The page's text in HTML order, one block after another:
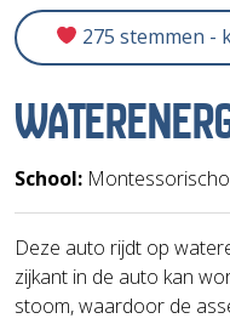
275 stemmen -
School:
Deze auto rijdt op
zijkant in de auto kan
stoom, waardoor de